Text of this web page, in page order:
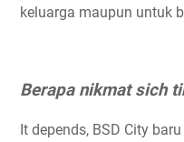
keluarga maupun untuk
Berapa nikmat sich
It depends, BSD City